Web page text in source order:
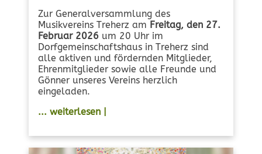
Zur Generalversammlung des
Musikvereins Treherz am Freitag, den 27.
Februar 2026um 20 Uhr im
Dorfgemeinschaftshaus in Treherz sind
alle aktiven und fördernden Mitglieder,
Ehrenmitglieder sowie alle Freunde und
Gönner unseres Vereins herzlich
eingeladen.
... weiterlesen |